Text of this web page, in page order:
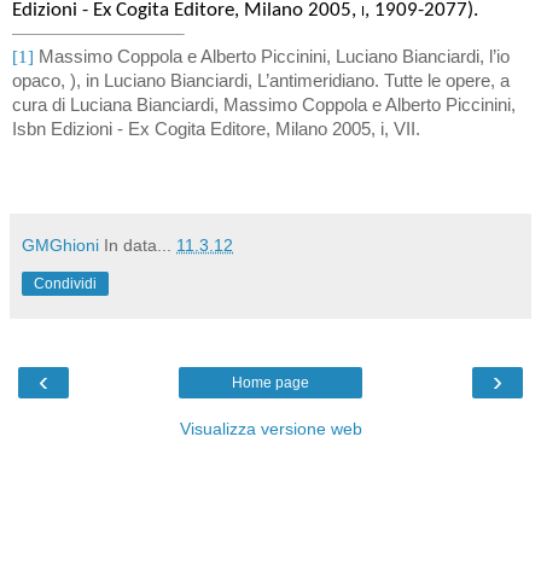
Edizioni - Ex Cogita Editore, Milano 2005, i, 1909-2077).
[1] Massimo Coppola e Alberto Piccinini, Luciano Bianciardi, l’io
opaco, ), in Luciano Bianciardi, L’antimeridiano. Tutte le opere, a
cura di Luciana Bianciardi, Massimo Coppola e Alberto Piccinini,
Isbn Edizioni - Ex Cogita Editore, Milano 2005, i, VII.
GMGhioni In data... 11.3.12
Condividi
‹ ›
Home page
Visualizza versione web